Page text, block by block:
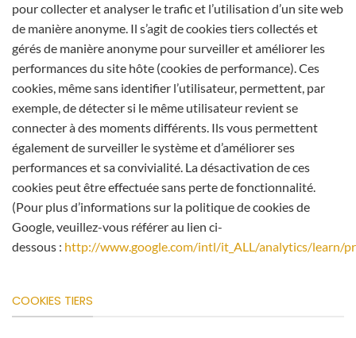
pour collecter et analyser le trafic et l’utilisation d’un site web
de manière anonyme. Il s’agit de cookies tiers collectés et
gérés de manière anonyme pour surveiller et améliorer les
performances du site hôte (cookies de performance). Ces
cookies, même sans identifier l’utilisateur, permettent, par
exemple, de détecter si le même utilisateur revient se
connecter à des moments différents. Ils vous permettent
également de surveiller le système et d’améliorer ses
performances et sa convivialité. La désactivation de ces
cookies peut être effectuée sans perte de fonctionnalité.
(Pour plus d’informations sur la politique de cookies de
Google, veuillez-vous référer au lien ci-
dessous : http://www.google.com/intl/it_ALL/analytics/learn/
COOKIES TIERS